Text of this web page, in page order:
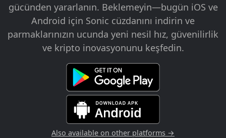
gücünden yararlanın. Beklemeyin—bugün iOS ve
Android için Sonic cüzdanını indirin ve
parmaklarınızın ucunda yeni nesil hız, güvenilirlik
ve kripto inovasyonunu keşfedin.
Also available on other platforms →